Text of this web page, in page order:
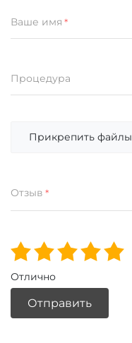
Ваше имя *
Процедура
Прикрепить файлы
Отзыв *
Отлично